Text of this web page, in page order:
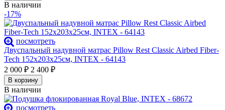
В наличии
-17%
посмотреть
Двуспальный надувной матрас Pillow Rest Classic Airbed Fiber-
Tech 152х203х25см, INTEX - 64143
2 000 ₽ 2 400 ₽
В корзину
В наличии
посмотреть